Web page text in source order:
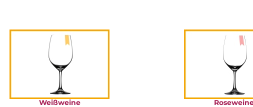
Weißweine